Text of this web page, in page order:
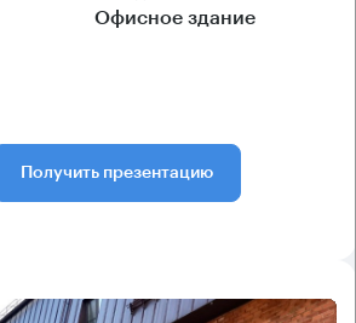
Офисное здание
Получить презентацию